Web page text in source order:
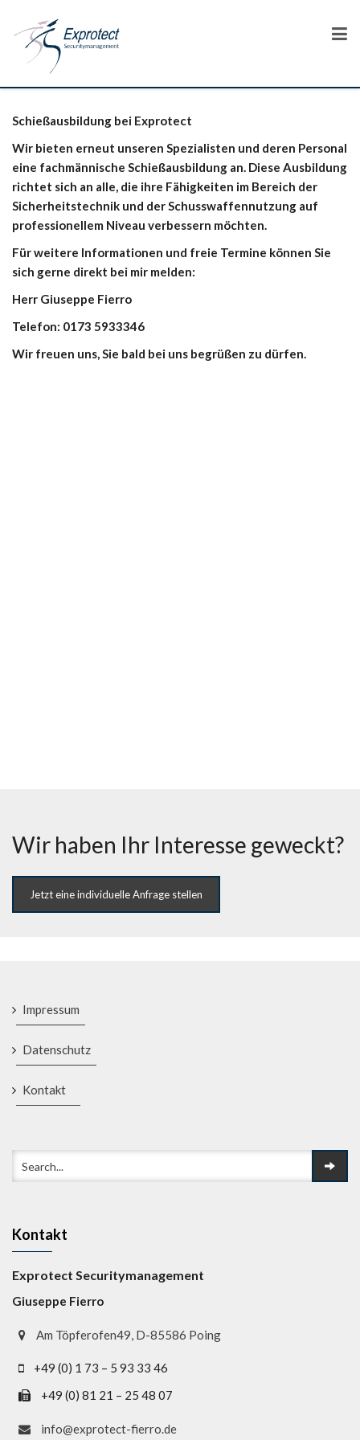
Schießausbildung bei Exprotect
Wir bieten erneut unseren Spezialisten und deren Personal
eine fachmännische Schießausbildung an. Diese Ausbildung
richtet sich an alle, die ihre Fähigkeiten im Bereich der
Sicherheitstechnik und der Schusswaffennutzung auf
professionellem Niveau verbessern möchten.
Für weitere Informationen und freie Termine können Sie
sich gerne direkt bei mir melden:
Herr Giuseppe Fierro
Telefon: 0173 5933346
Wir freuen uns, Sie bald bei uns begrüßen zu dürfen.
Wir haben Ihr Interesse geweckt?
Jetzt eine individuelle Anfrage stellen
Impressum
Datenschutz
Kontakt
Kontakt
Exprotect Securitymanagement
Giuseppe Fierro
Am Töpferofen49, D-85586 Poing
+49 (0) 1 73 – 5 93 33 46
+49 (0) 81 21 – 25 48 07
info@exprotect-fierro.de